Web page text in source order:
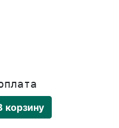
корзину